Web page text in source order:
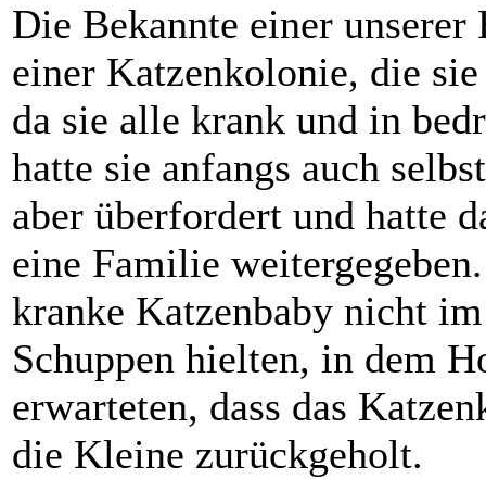
Die Bekannte einer
einer Katzenkolonie, die
da sie alle krank und in
hatte sie anfangs auch
aber überfordert und hatte
eine Familie
kranke Katzenbaby nicht
Schuppen hielten, in dem
erwarteten, dass das
die Kleine zurückgeholt.